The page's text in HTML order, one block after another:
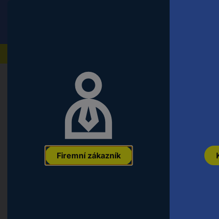
Firemní zákazník
Měřicí technika a napájení
Müller BW 70.18 230V 50Hz
počítadlo
4022709208347 Označení výrobce: Objednací číslo: